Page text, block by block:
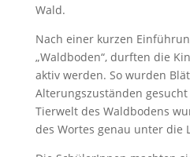
Wald.
Nach einer kurzen
„Waldboden“, durften die
aktiv werden. So wurden
Alterungszuständen
Tierwelt des Waldbodens
des Wortes genau unter die